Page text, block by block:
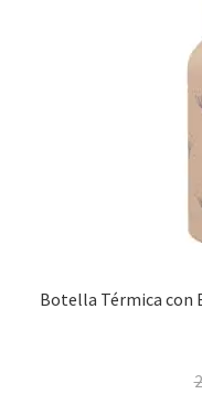
Botella Térmica con